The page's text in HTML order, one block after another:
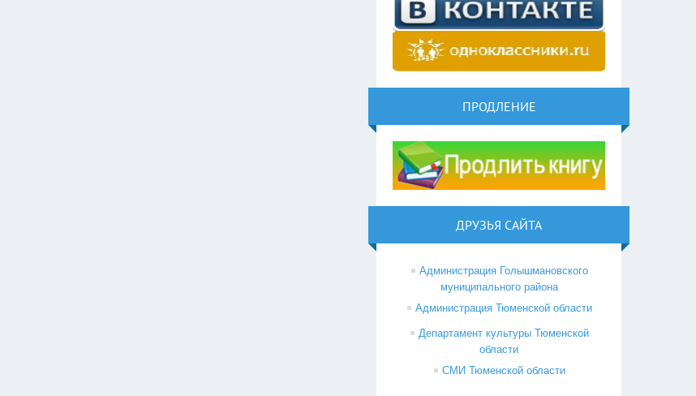
ПРОДЛЕНИЕ
ДРУЗЬЯ САЙТА
Администрация Голышмановского
муниципального района
Администрация Тюменской области
Департамент культуры Тюменской
области
СМИ Тюменской области